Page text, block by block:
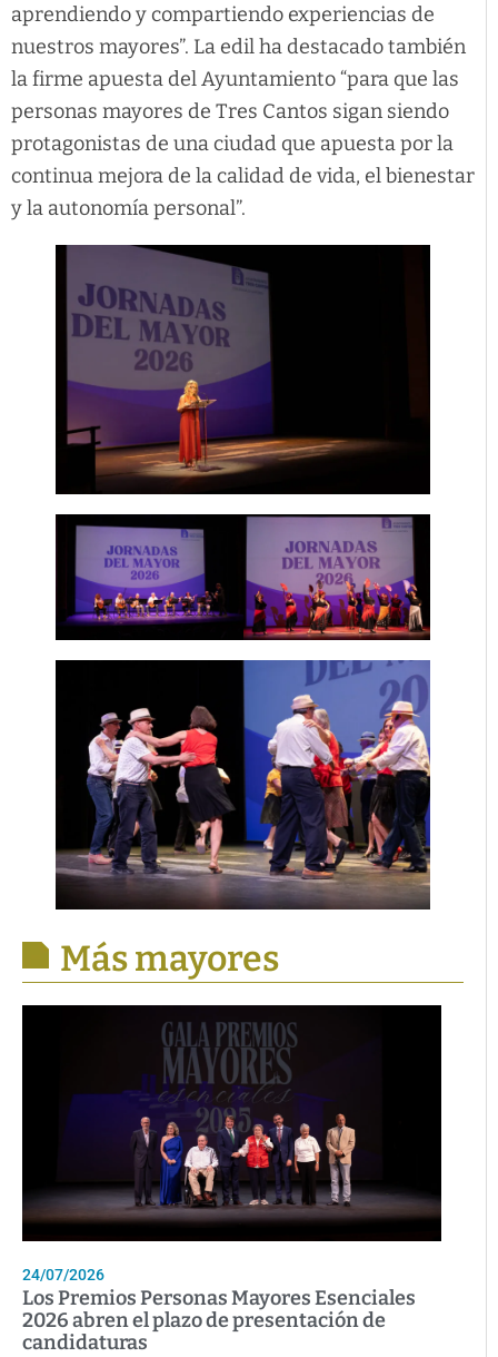
aprendiendo y compartiendo experiencias de
nuestros mayores”. La edil ha destacado también
la firme apuesta del Ayuntamiento “para que las
personas mayores de Tres Cantos sigan siendo
protagonistas de una ciudad que apuesta por la
continua mejora de la calidad de vida, el bienestar
y la autonomía personal”.
Más mayores
24/07/2026
Los Premios Personas Mayores Esenciales
2026 abren el plazo de presentación de
candidaturas